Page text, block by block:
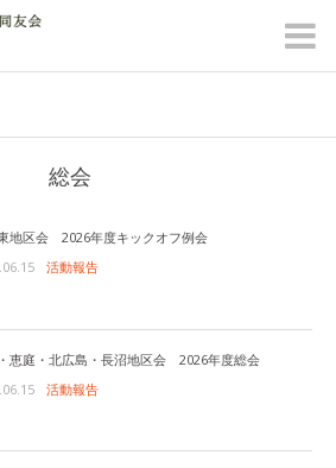
総会
地区会 2026年度キックオフ例会
活動報告
恵庭・北広島・長沼地区会 2026年度総会
活動報告